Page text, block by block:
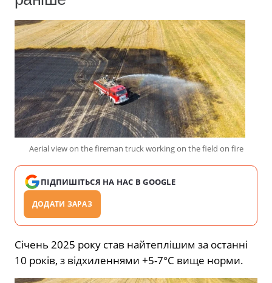
Aerial view on the fireman truck working on the field on fire
ПІДПИШІТЬСЯ НА НАС В GOOGLE
ДОДАТИ ЗАРАЗ
Січень 2025 року став найтеплішим за останні
10 років, з відхиленнями +5-7°C вище норми.